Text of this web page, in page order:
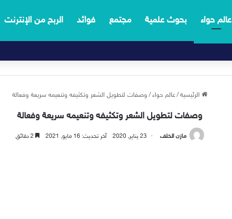
عالم حواء بحوث علمية مجتمع فوائد الربح من الإنترنت
الرئيسية / عالم حواء / وصفات لتطويل الشعر وتكثيفه وتنعيمه سريعة وفعالة
وصفات لتطويل الشعر وتكثيفه وتنعيمه سريعة وفعالة
مازن الخلف 23 يناير, 2020 آخر تحديث: 16 مايو, 2021